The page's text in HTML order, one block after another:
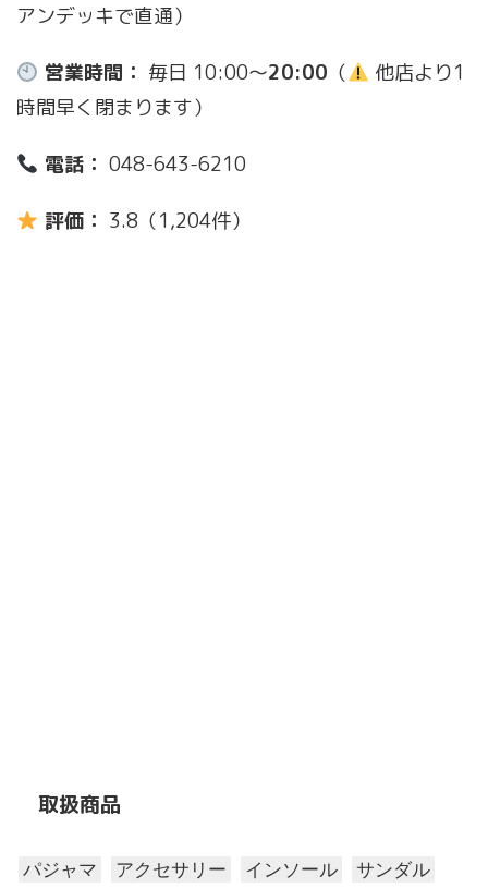
アンデッキで直通）
営業時間： 毎日 10:00〜20:00 （
他店より1
時間早く閉まります）
電話： 048-643-6210
評価： 3.8（1,204件）
取扱商品
パジャマ アクセサリー インソール サンダル